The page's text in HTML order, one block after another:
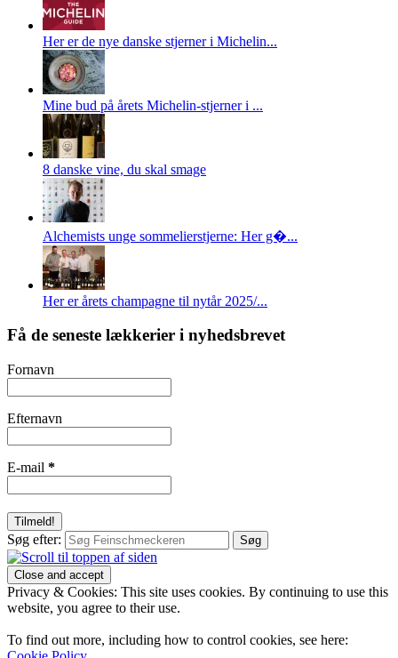
Her er de nye danske stjerner i Michelin...
Mine bud på årets Michelin-stjerner i ...
8 danske vine, du skal smage
Alchemists unge sommelierstjerne: Her g�...
Her er årets champagne til nytår 2025/...
Få de seneste lækkerier i nyhedsbrevet
Fornavn
Efternavn
E-mail *
Søg efter:
Privacy & Cookies: This site uses cookies. By continuing to use this
website, you agree to their use.
To find out more, including how to control cookies, see here: